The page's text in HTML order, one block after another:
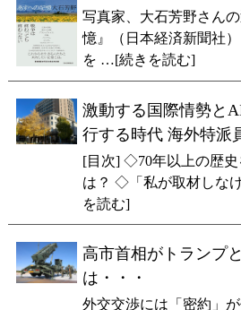
写真家、大石芳野さん
憶』（日本経済新聞社
を …[続きを読む]
激動する国際情勢と
行する時代 海外特派
[目次] ◇70年以上の歴史
は？ ◇「私が取材しな
を読む]
高市首相がトランプ
は・・・
外交交渉には「密約」